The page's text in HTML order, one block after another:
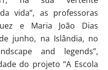
vida”, as professoras
e Maria João Dias
junho, na Islândia, no
and legends”,
do projeto “A Escola